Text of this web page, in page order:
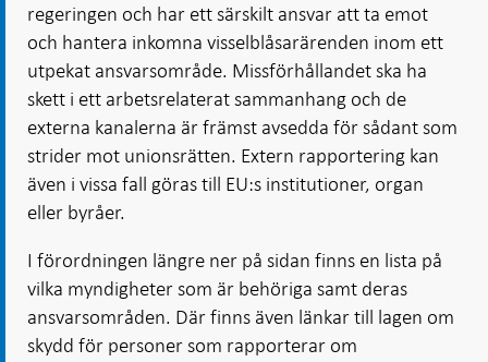
regeringen och har ett särskilt ansvar att ta emot
och hantera inkomna visselblåsarärenden inom ett
utpekat ansvarsområde. Missförhållandet ska ha
skett i ett arbetsrelaterat sammanhang och de
externa kanalerna är främst avsedda för sådant som
strider mot unionsrätten. Extern rapportering kan
även i vissa fall göras till EU:s institutioner, organ
eller byråer.
I förordningen längre ner på sidan finns en lista på
vilka myndigheter som är behöriga samt deras
ansvarsområden. Där finns även länkar till lagen om
skydd för personer som rapporterar om